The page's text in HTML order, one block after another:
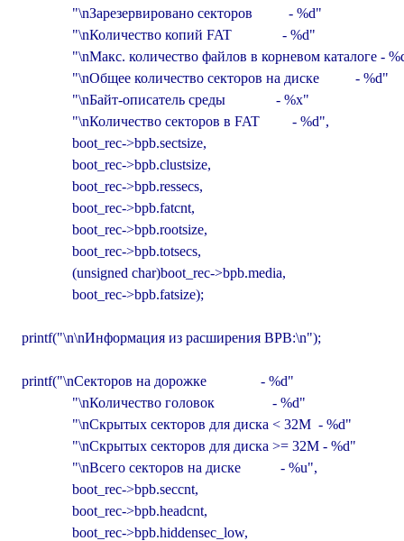
                "\nЗарезервировано секторов          - %d"
                "\nКоличество копий FAT              - %d"
"\nМакс. количество файлов в корневом каталоге -
                "\nОбщее количество секторов на диске          - %d"
                "\nБайт-описатель среды              - %x"
                "\nКоличество секторов в FAT         - %d",
                boot_rec->bpb.sectsize,
                boot_rec->bpb.clustsize,
                boot_rec->bpb.ressecs,
                boot_rec->bpb.fatcnt,
                boot_rec->bpb.rootsize,
                boot_rec->bpb.totsecs,
                (unsigned char)boot_rec->bpb.media,
                boot_rec->bpb.fatsize);
  printf("\n\nИнформация из расширения BPB:\n");
  printf("\nСекторов на дорожке               - %d"
                "\nКоличество головок                - %d"
                "\nСкрытых секторов для диска < 32M  - %d"
                "\nСкрытых секторов для диска >= 32M - %d"
                "\nВсего секторов на диске           - %u",
                boot_rec->bpb.seccnt,
                boot_rec->bpb.headcnt,
                boot_rec->bpb.hiddensec_low,